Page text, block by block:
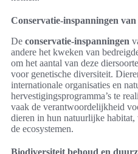
Conservatie-inspanningen
De conservatie-inspanningen
andere het kweken van
om het aantal van deze
voor genetische diversiteit.
internationale organisaties en
hervestigingsprogramma’s te
vaak de verantwoordelijkheid
dieren in hun natuurlijke
de ecosystemen.